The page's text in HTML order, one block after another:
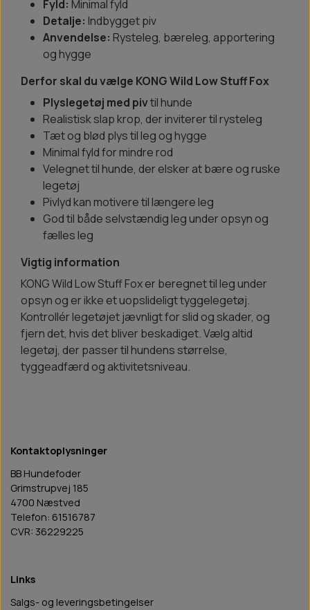
Fyld: Minimal fyld
Detalje: Indbygget piv
Anvendelse: Rysteleg, bæreleg, apportering
og hygge
Derfor skal du vælge KONG Wild Low Stuff Fox
Plyslegetøj med pivtil hunde
Realistisk slap krop, der inviterer til rysteleg
Tæt og blød plys til leg og hygge
Minimal fyld for mindre rod
Velegnet til hunde, der elsker at bære og ruske
legetøj
Pivlyd kan motivere til længere leg
God til både selvstændig leg under opsyn og
fælles leg
Vigtig information
KONG Wild Low Stuff Fox er beregnet til leg under
opsyn og er ikke et uopslideligt tyggelegetøj.
Kontrollér legetøjet jævnligt for slid og skader, og
fjern det, hvis det bliver beskadiget. Vælg altid
legetøj, der passer til hundens størrelse,
tyggeadfærd og aktivitetsniveau.
Kontaktoplysninger
BB Hundefoder
Grimstrupvej 185
4700 Næstved
Telefon: 61516787
CVR: 36229225
Links
Salgs- og leveringsbetingelser